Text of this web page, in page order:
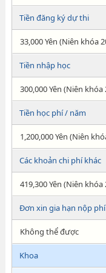
Tiền đăng ký dự thi
33,000 Yên (Niên khóa
Tiền nhập học
300,000 Yên (Niên khóa
Tiền học phí / năm
1,200,000 Yên (Niên
Các khoản chi phí khác
419,300 Yên (Niên khóa
Đơn xin gia hạn nộp
Không thể được
Khoa